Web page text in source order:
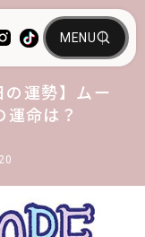
運勢】ムー
命は？